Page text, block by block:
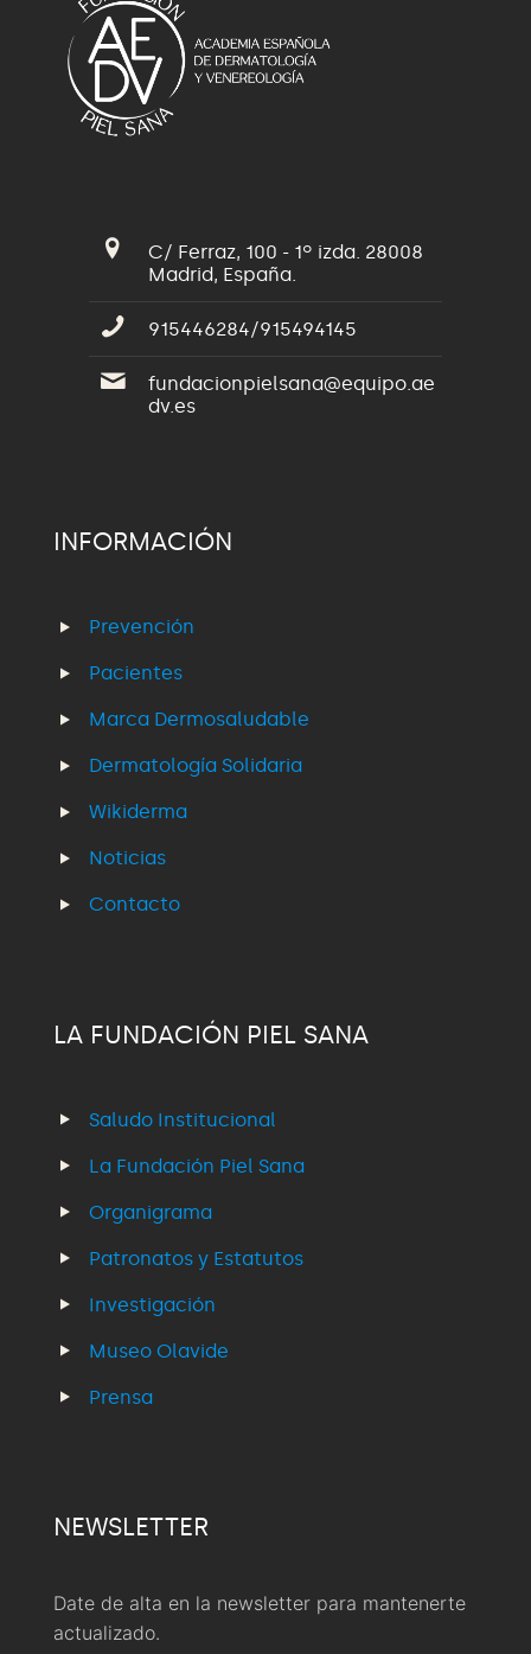
C/ Ferraz, 100 - 1º izda. 28008
Madrid, España.
915446284/915494145
fundacionpielsana@equipo.ae
dv.es
INFORMACIÓN
Prevención
Pacientes
Marca Dermosaludable
Dermatología Solidaria
Wikiderma
Noticias
Contacto
LA FUNDACIÓN PIEL SANA
Saludo Institucional
La Fundación Piel Sana
Organigrama
Patronatos y Estatutos
Investigación
Museo Olavide
Prensa
NEWSLETTER
Date de alta en la newsletter para mantenerte
actualizado.